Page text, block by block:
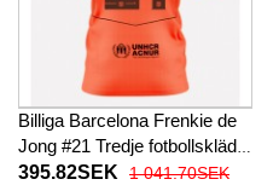
Billiga Barcelona Frenkie de
Jong #21 Tredje fotbollskläder
2025-26 Kortärmad
395.82SEK 1 041.70SEK